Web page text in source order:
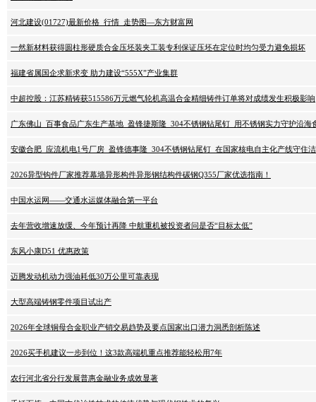
河北建设(01727)最新价格_行情_走势图—东方财富网
一然新材料获得圆柱形硬质合金压坯装夹工装专利保证压坯在定位时均匀受力避免损坏
福建省属国企求新求变 助力建设“555X”产业集群
中超控股：江苏精铸获515586万元燃气轮机高温合金精细铸件订单将对成绩发生积极影响
广东佛山_百事食品广东生产基地_盈锋捷斯隆_304不锈钢钻尾钉_用不锈钢实力守护沿海
安徽合肥_应流机电1号厂房_盈锋德事隆_304不锈钢钻尾钉_在国家核电自主化产线守住
2026异型钩件厂家推荐幕墙异形构件异形钢结构件碳钢Q355厂家优选指南！
中国水运网——交通水运媒体融合第一平台
去年营收增速放缓、今年预计再降 中航重机被投资者问是否“目标太低”
东风小康D51 优惠政策
迈腾发动机动力强油耗低30万公里可靠表现
大型高端铸钢零件项目试出产
2026年全球铜母合金职业产销交易趋势及要点国家出口潜力洞悉剖析陈述
2026买手机建议一步到位！这3款高端机重点推荐能轻松用7年
农行河北省分行发展普惠金融业务成效显著